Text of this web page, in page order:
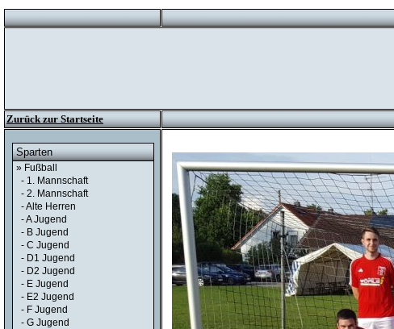
Zurück zur Startseite
Sparten
» Fußball
- 1. Mannschaft
- 2. Mannschaft
- Alte Herren
- A Jugend
- B Jugend
- C Jugend
- D1 Jugend
- D2 Jugend
- E Jugend
- E2 Jugend
- F Jugend
- G Jugend